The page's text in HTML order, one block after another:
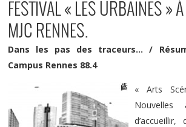
FESTIVAL « LES URBAINES »
MJC RENNES.
Dans les pas des traceurs… /
Campus Rennes 88.4
« Arts